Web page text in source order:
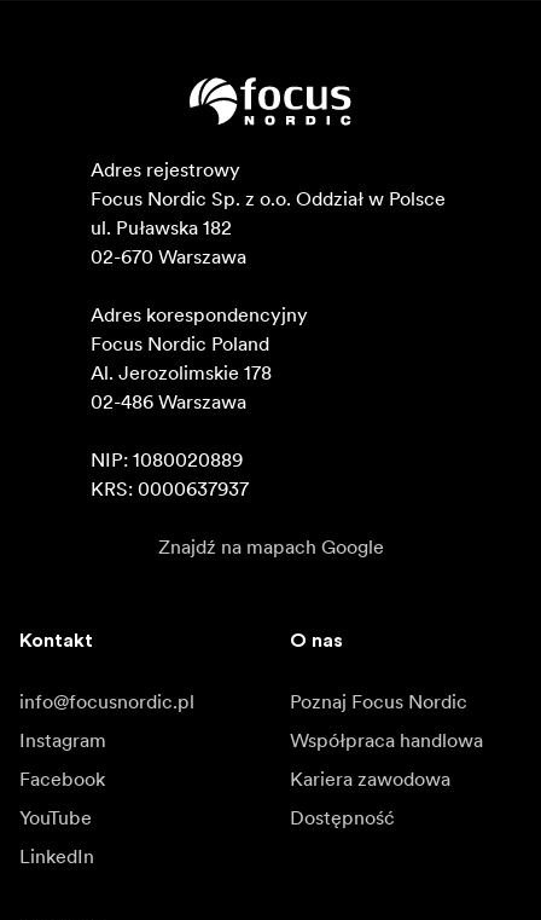
Adres rejestrowy
Focus Nordic Sp. z o.o. Oddział w Polsce
ul. Puławska 182
02-670 Warszawa
Adres korespondencyjny
Focus Nordic Poland
Al. Jerozolimskie 178
02-486 Warszawa
NIP: 1080020889
KRS: 0000637937
Znajdź na mapach Google
Kontakt
info@focusnordic.pl
Instagram
Facebook
YouTube
LinkedIn
O nas
Poznaj Focus Nordic
Współpraca handlowa
Kariera zawodowa
Dostępność